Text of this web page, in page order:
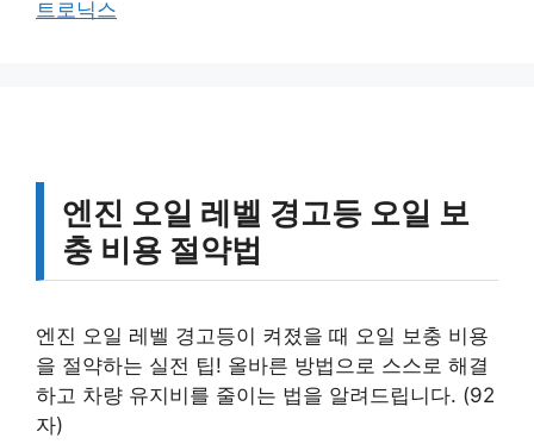
리
트로닉스
엔진 오일 레벨 경고등 오일 보
충 비용 절약법
엔진 오일 레벨 경고등이 켜졌을 때 오일 보충 비용
을 절약하는 실전 팁! 올바른 방법으로 스스로 해결
하고 차량 유지비를 줄이는 법을 알려드립니다. (92
자)